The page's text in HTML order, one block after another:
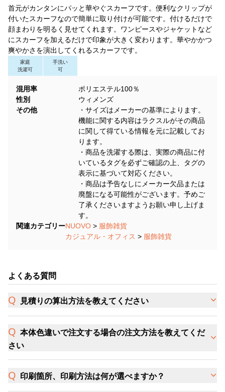
首元がカンタンにパッと華やぐスカーフです。便利なクリップが
付いたスカーフなので簡単に取り付けが可能です。付けるだけで
顔まわりを明るく見せてくれます。ワンピースやジャケットなど
にスカーフを加えるだけで印象が大きく変わります。華やかかつ
爽やかさを演出してくれるスカーフです。
家庭
洗濯可
手洗い
可
混用率
ポリエステル100％
性別
ウィメンズ
その他
・サイズはメーカーの基準によります。
機能に関する内容はラクスルがその商品
に関して得ている情報を元に記載してお
ります。
・商品を洗濯する際は、実際の商品に付
いているタグを必ずご確認の上、タグの
表示に基づいて対応ください。
・商品は予告なしにメーカー欠品または
廃盤になる可能性がございます。予めご
了承くださいますようお願い申し上げま
す。
関連カテゴリーNUOVO > 服飾雑貨
カジュアル・オフィス > 服飾雑貨
よくある質問
見積りの算出方法を教えてください
本体色違いで注文する場合の注文方法を教えてくだ
さい
印刷箇所、印刷方法は何が選べますか？